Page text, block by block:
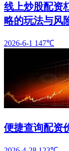
线上炒股配资
略的玩法与风
2026-6-1 147℃
便捷查询配资